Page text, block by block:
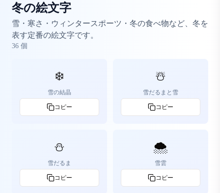
冬の絵文字
雪・寒さ・ウィンタースポーツ・冬の食べ物など、冬を
表す定番の絵文字です。
36 個
❄️
雪の結晶
コピー
☃️
雪だるまと雪
コピー
⛄
雪だるま
コピー
🌨️
雪雲
コピー